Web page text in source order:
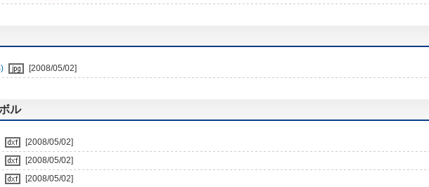
[2008/05/02]
ル
[2008/05/02]
[2008/05/02]
[2008/05/02]